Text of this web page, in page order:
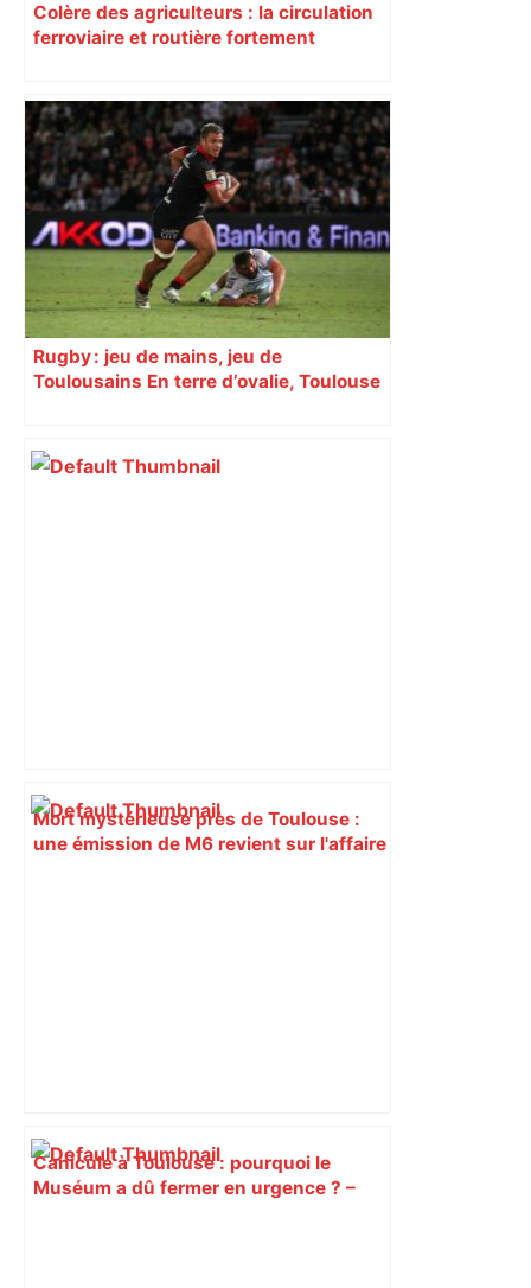
Colère des agriculteurs : la circulation
ferroviaire et routière fortement
Rugby : jeu de mains, jeu de
Toulousains En terre d’ovalie, Toulouse
revendiquant surtout son art du jeu en
mouvement, vif et spectaculaire.
Mort mystérieuse près de Toulouse :
une émission de M6 revient sur l'affaire
Canicule à Toulouse : pourquoi le
Muséum a dû fermer en urgence ? –